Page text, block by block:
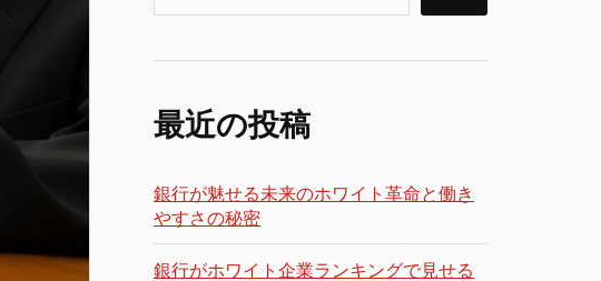
最近の投稿
銀行が魅せる未来のホワイト革命と働き
やすさの秘密
銀行がホワイト企業ランキングで見せる